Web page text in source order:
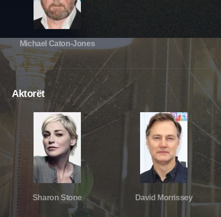
Michael Caton-Jones
Aktorët
Sharon Stone David Morrissey